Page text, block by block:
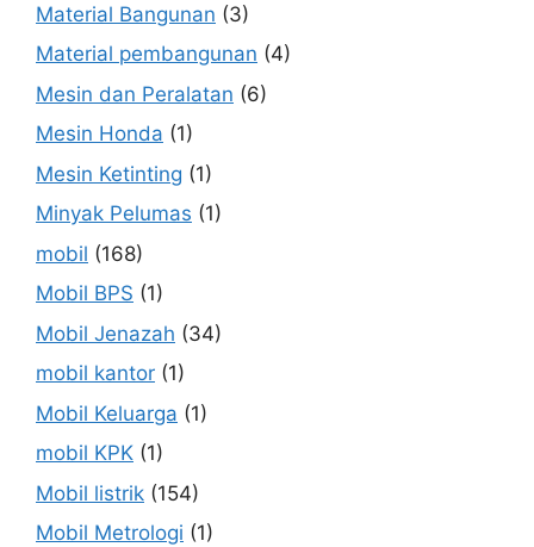
Material Bangunan (3)
Material pembangunan (4)
Mesin dan Peralatan (6)
Mesin Honda (1)
Mesin Ketinting (1)
Minyak Pelumas (1)
mobil (168)
Mobil BPS (1)
Mobil Jenazah (34)
mobil kantor (1)
Mobil Keluarga (1)
mobil KPK (1)
Mobil listrik (154)
Mobil Metrologi (1)